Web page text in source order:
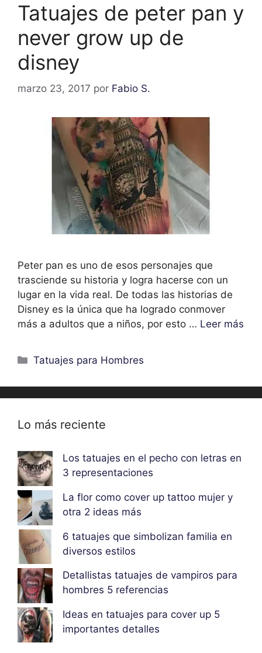
Tatuajes de peter pan y
never grow up de
disney
marzo 23, 2017 por Fabio S.
Peter pan es uno de esos personajes que
trasciende su historia y logra hacerse con un
lugar en la vida real. De todas las historias de
Disney es la única que ha logrado conmover
más a adultos que a niños, por esto … Leer más
Categorías
Tatuajes para Hombres
Lo más reciente
Los tatuajes en el pecho con letras en
3 representaciones
La flor como cover up tattoo mujer y
otra 2 ideas más
6 tatuajes que simbolizan familia en
diversos estilos
Detallistas tatuajes de vampiros para
hombres 5 referencias
Ideas en tatuajes para cover up 5
importantes detalles